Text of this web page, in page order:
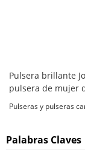
Pulsera brillante
pulsera de mujer
Pulseras y pulseras
Palabras Claves